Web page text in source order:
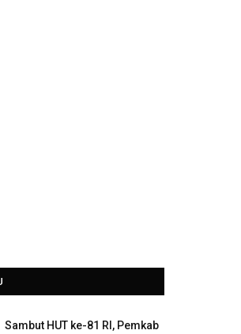
Sambut HUT ke-81 RI, Pemkab